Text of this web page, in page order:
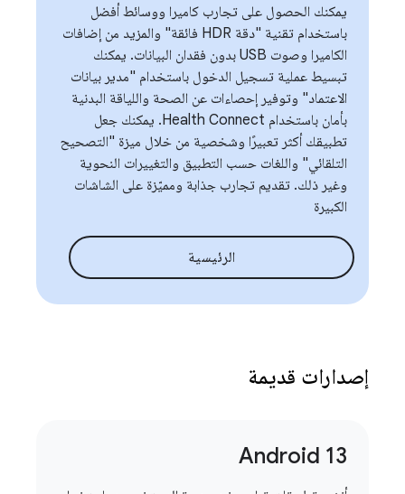
يمكنك الحصول على تجارب كاميرا ووسائط أفضل
باستخدام تقنية "دقة HDR فائقة" والمزيد من إضافات
الكاميرا وصوت USB بدون فقدان البيانات. يمكنك
تبسيط عملية تسجيل الدخول باستخدام "مدير بيانات
الاعتماد" وتوفير إحصاءات عن الصحة واللياقة البدنية
بأمان باستخدام Health Connect. يمكنك جعل
تطبيقك أكثر تعبيرًا وشخصية من خلال ميزة "التصحيح
التلقائي" واللغات حسب التطبيق والتغييرات النحوية
وغير ذلك. تقديم تجارب جذابة ومميّزة على الشاشات
الكبيرة
الرئيسية
إصدارات قديمة
Android 13